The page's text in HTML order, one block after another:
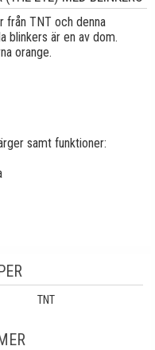
från TNT och denna
blinkers är en av dom.
orange.
samt funktioner:
TNT